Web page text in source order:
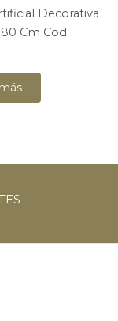
Decorativa
Cm Cod